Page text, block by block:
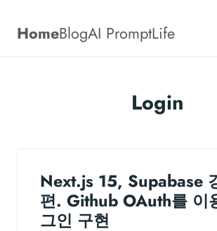
HomeBlogAI PromptLife
Login
Next.js 15, Supabase
편. Github OAuth를 이
그인 구현